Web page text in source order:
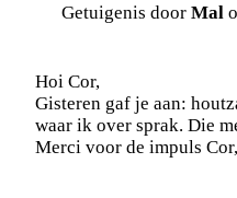
Getuigenis door Mal
Hoi Cor,
Gisteren gaf je aan:
waar ik over sprak. Die
Merci voor de impuls